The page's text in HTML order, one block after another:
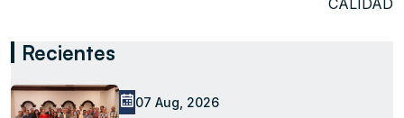
CALIDAD
Recientes
07 Aug, 2026